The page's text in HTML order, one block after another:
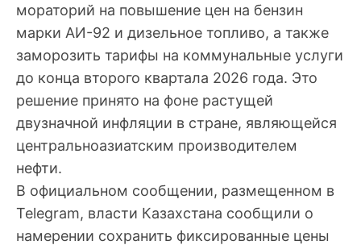
мораторий на повышение цен на бензин
марки АИ-92 и дизельное топливо, а также
заморозить тарифы на коммунальные услуги
до конца второго квартала 2026 года. Это
решение принято на фоне растущей
двузначной инфляции в стране, являющейся
центральноазиатским производителем
нефти.
В официальном сообщении, размещенном в
Telegram, власти Казахстана сообщили о
намерении сохранить фиксированные цены